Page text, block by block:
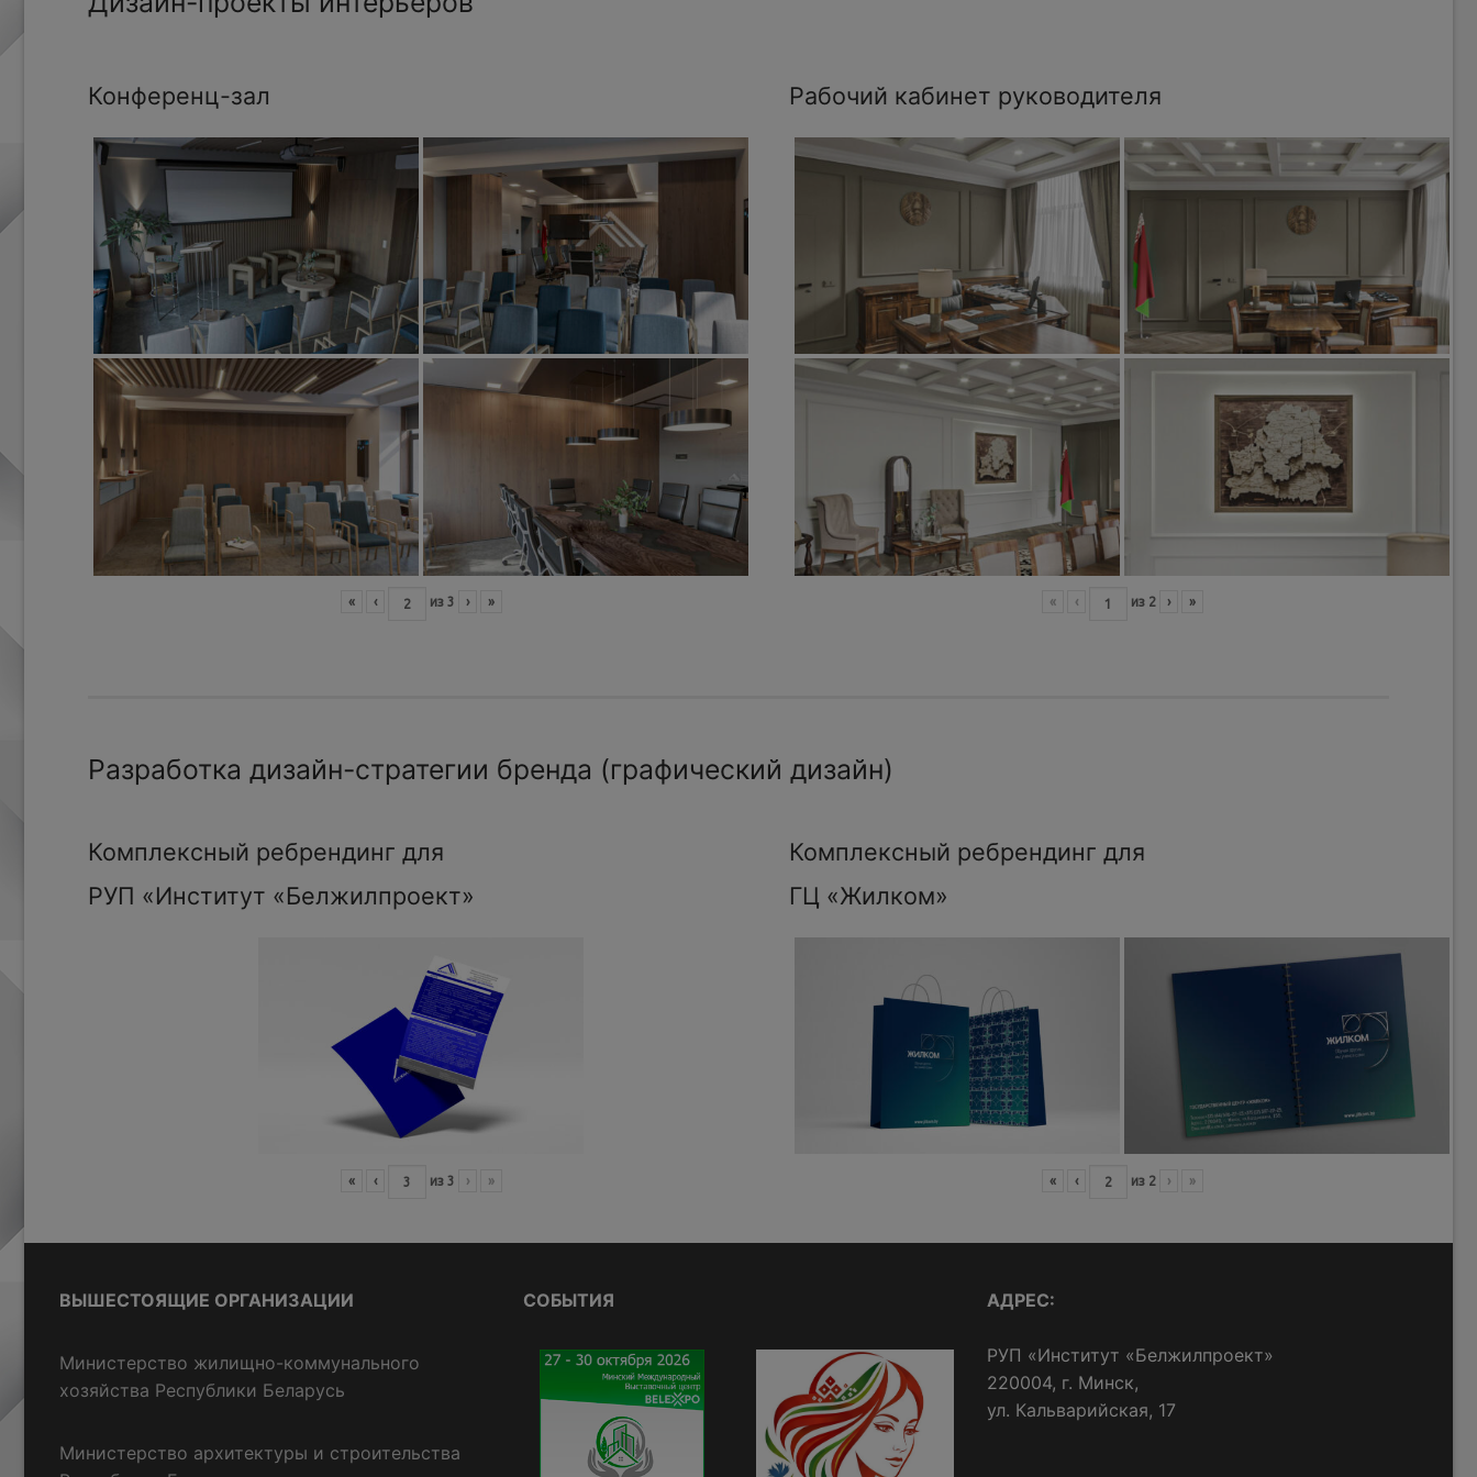
Конференц-зал
« ‹ из 3 › »
Рабочий кабинет руководителя
« ‹ из 2 › »
Разработка дизайн-стратегии бренда (графический дизайн)
Комплексный ребрендинг для
РУП «Институт «Белжилпроект»
« ‹ из 3 › »
Комплексный ребрендинг для
ГЦ «Жилком»
« ‹ из 2 › »
ВЫШЕСТОЯЩИЕ ОРГАНИЗАЦИИ
Министерство жилищно-коммунального
хозяйства Республики Беларусь
Министерство архитектуры и строительства
СОБЫТИЯ АДРЕС:
РУП «Институт «Белжилпроект»
220004, г. Минск,
ул. Кальварийская, 17